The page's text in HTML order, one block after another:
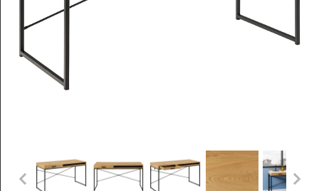
Belysning
Utemöbler
Varumärken